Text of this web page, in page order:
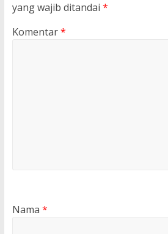
yang wajib ditandai *
Komentar*
Nama *